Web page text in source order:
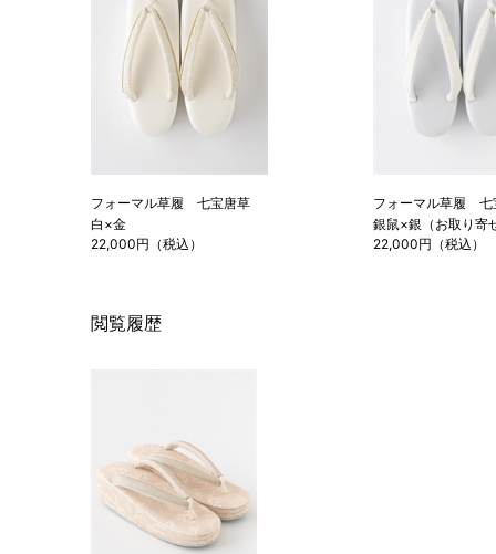
フォーマル草履 七宝唐草
白×金
22,000円（税込）
フォーマル草履
銀鼠×銀（お取り寄
22,000円（税込）
閲覧履歴